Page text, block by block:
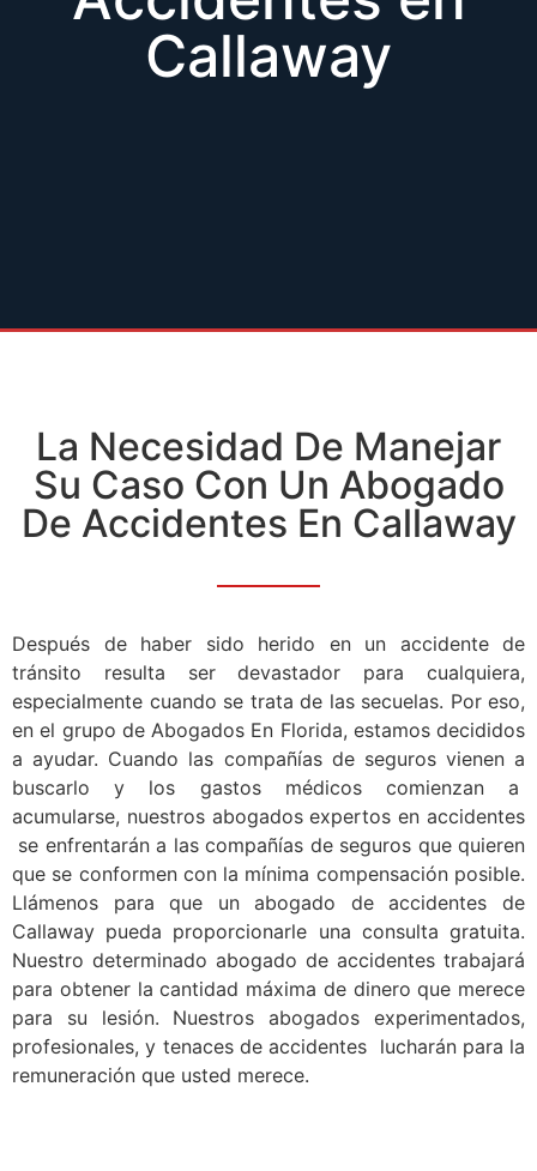
Callaway
La Necesidad De Manejar
Su Caso Con Un Abogado
De Accidentes En Callaway
Después de haber sido herido en un accidente de
tránsito resulta ser devastador para cualquiera,
especialmente cuando se trata de las secuelas. Por eso,
en el grupo de Abogados En Florida, estamos decididos
a ayudar. Cuando las compañías de seguros vienen a
buscarlo y los gastos médicos comienzan a
acumularse, nuestros abogados expertos en accidentes
se enfrentarán a las compañías de seguros que quieren
que se conformen con la mínima compensación posible.
Llámenos para que un abogado de accidentes de
Callaway pueda proporcionarle una consulta gratuita.
Nuestro determinado abogado de accidentes trabajará
para obtener la cantidad máxima de dinero que merece
para su lesión. Nuestros abogados experimentados,
profesionales, y tenaces de accidentes lucharán para la
remuneración que usted merece.